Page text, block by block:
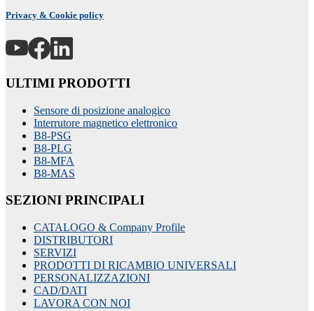
Privacy & Cookie policy
ULTIMI PRODOTTI
Sensore di posizione analogico
Interrutore magnetico elettronico
B8-PSG
B8-PLG
B8-MFA
B8-MAS
SEZIONI PRINCIPALI
CATALOGO & Company Profile
DISTRIBUTORI
SERVIZI
PRODOTTI DI RICAMBIO UNIVERSALI
PERSONALIZZAZIONI
CAD/DATI
LAVORA CON NOI